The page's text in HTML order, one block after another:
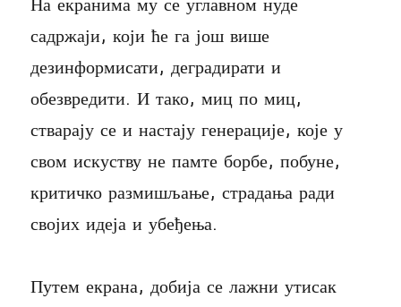
садржаји, који ће га још више
дезинформисати, деградирати и
обезвредити. И тако, миц по миц,
стварају се и настају генерације, које у
свом искуству не памте борбе, побуне,
критичко размишљање, страдања ради
својих идеја и убеђења.
Путем екрана, добија се лажни утисак